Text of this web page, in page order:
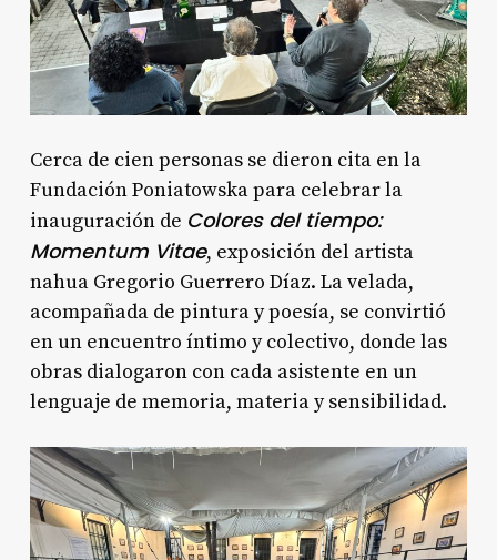
Cerca de cien personas se dieron cita en la
Fundación Poniatowska para celebrar la
inauguración de Colores del tiempo:
Momentum Vitae, exposición del artista
nahua Gregorio Guerrero Díaz. La velada,
acompañada de pintura y poesía, se convirtió
en un encuentro íntimo y colectivo, donde las
obras dialogaron con cada asistente en un
lenguaje de memoria, materia y sensibilidad.